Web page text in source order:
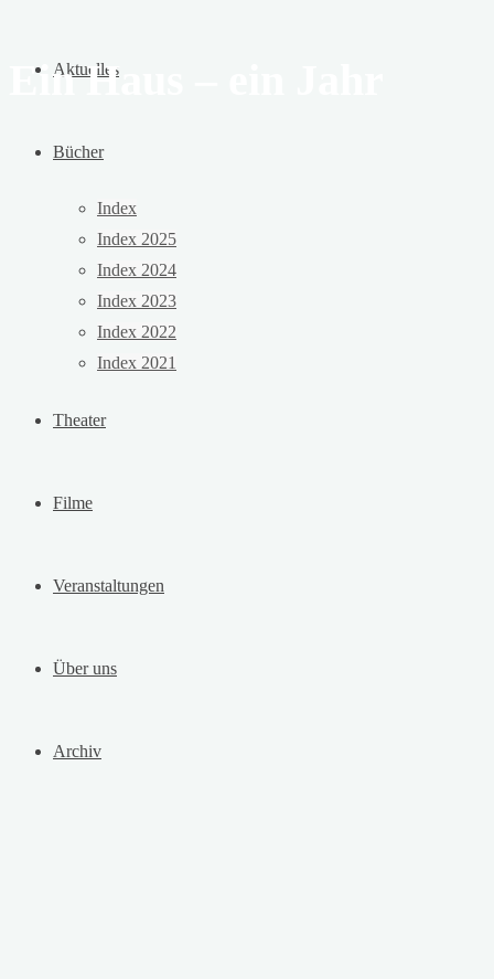
Aktuelles
Bücher
Index
Index 2025
Index 2024
Index 2023
Index 2022
Index 2021
Theater
Filme
Veranstaltungen
Über uns
Archiv
Ein Haus – ein Jahr